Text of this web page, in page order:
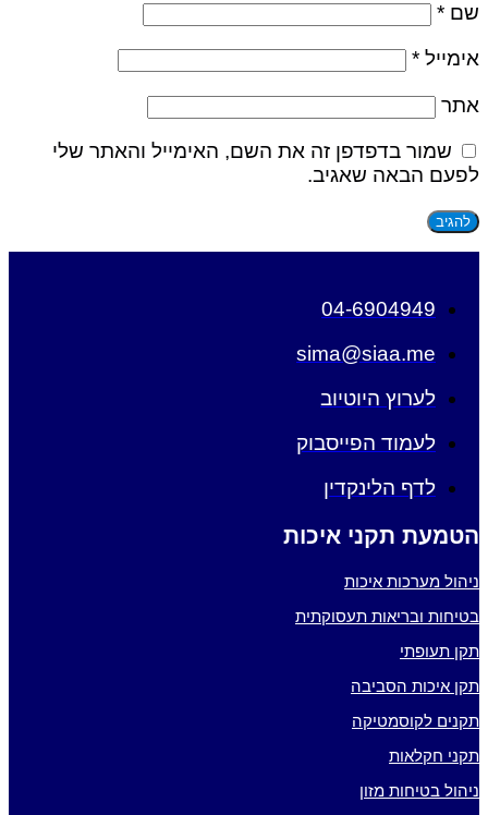
שם *
אימייל *
אתר
שמור בדפדפן זה את השם, האימייל והאתר שלי
לפעם הבאה שאגיב.
04-6904949
sima@siaa.me
לערוץ היוטיוב
לעמוד הפייסבוק
לדף הלינקדין
הטמעת תקני איכות
ניהול מערכות איכות
בטיחות ובריאות תעסוקתית
תקן תעופתי
תקן איכות הסביבה
תקנים לקוסמטיקה
תקני חקלאות
ניהול בטיחות מזון